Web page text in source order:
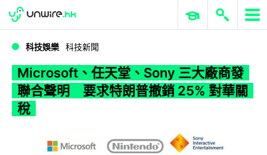
WWDC 2026 ERP 與商業 AI
科技娛樂 科技新聞
Microsoft、任天堂、Sony 三大廠商發
聯合聲明 要求特朗普撤銷 25% 對華關
稅